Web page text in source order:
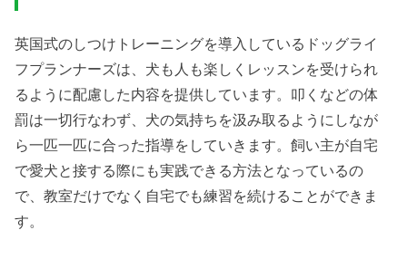
英国式のしつけトレーニングを導入しているドッグライ
フプランナーズは、犬も人も楽しくレッスンを受けられ
るように配慮した内容を提供しています。叩くなどの体
罰は一切行なわず、犬の気持ちを汲み取るようにしなが
ら一匹一匹に合った指導をしていきます。飼い主が自宅
で愛犬と接する際にも実践できる方法となっているの
で、教室だけでなく自宅でも練習を続けることができま
す。